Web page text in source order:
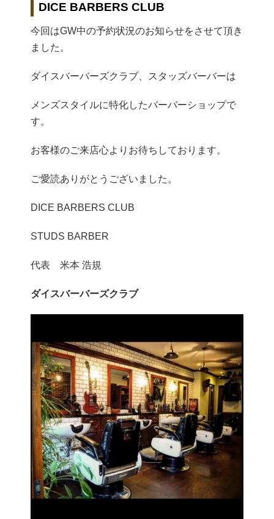
DICE BARBERS CLUB
今回はGW中の予約状況のお知らせをさせて頂き
ました。
ダイスバーバーズクラブ、スタッズバーバーは
メンズスタイルに特化したバーバーショップで
す。
お客様のご来店心よりお待ちしております。
ご愛読ありがとうございました。
DICE BARBERS CLUB
STUDS BARBER
代表 米本 浩規
ダイスバーバーズクラブ